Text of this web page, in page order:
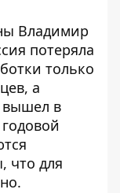
Владимир
потеряла
только
а
вышел в
что для